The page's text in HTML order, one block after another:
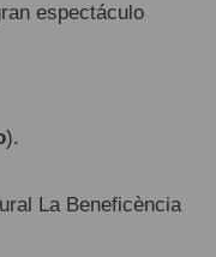
espectáculo
).
La Beneficència